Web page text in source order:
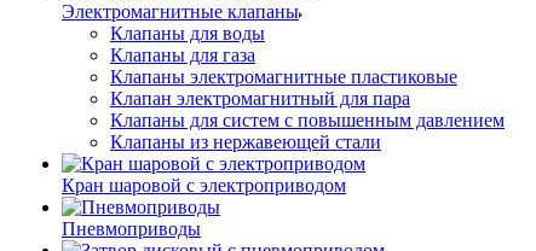
Электромагнитные клапаны
Клапаны для воды
Клапаны для газа
Клапаны электромагнитные пластиковые
Клапан электромагнитный для пара
Клапаны для систем с повышенным давлением
Клапаны из нержавеющей стали
Кран шаровой с электроприводом
Пневмоприводы